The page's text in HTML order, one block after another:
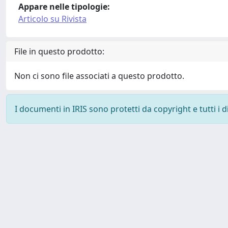
Appare nelle tipologie:
Articolo su Rivista
File in questo prodotto:
Non ci sono file associati a questo prodotto.
I documenti in IRIS sono protetti da copyright e tutti i